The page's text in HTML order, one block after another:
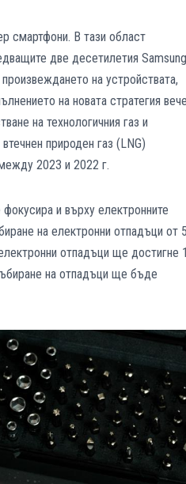
смартфони. В тази област
две десетилетия Samsung
на устройствата,
на новата стратегия вече
на технологичния газ и
природен газ (LNG)
2023 и 2022 г.
и върху електронните
на електронни отпадъци от
отпадъци ще достигне
на отпадъци ще бъде